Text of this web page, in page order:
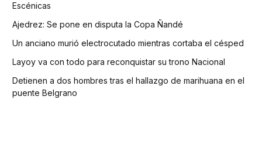
Escénicas
Ajedrez: Se pone en disputa la Copa Ñandé
Un anciano murió electrocutado mientras cortaba el césped
Layoy va con todo para reconquistar su trono Nacional
Detienen a dos hombres tras el hallazgo de marihuana en el
puente Belgrano